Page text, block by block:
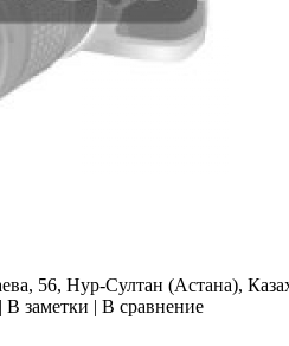
56, Нур-Султан (Астана),
| В заметки | В сравнение